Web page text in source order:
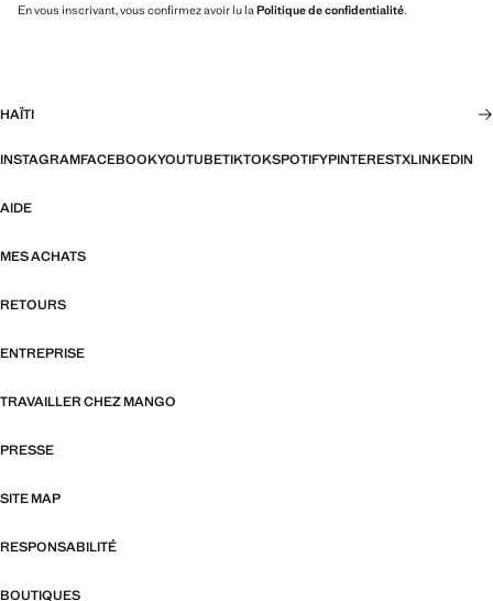
En vous inscrivant, vous confirmez avoir lu la Politique de confidentialité.
HAÏTI
INSTAGRAMFACEBOOKYOUTUBETIKTOKSPOTIFYPINTERESTXLINKEDIN
AIDE
MES ACHATS
RETOURS
ENTREPRISE
TRAVAILLER CHEZ MANGO
PRESSE
SITE MAP
RESPONSABILITÉ
BOUTIQUES